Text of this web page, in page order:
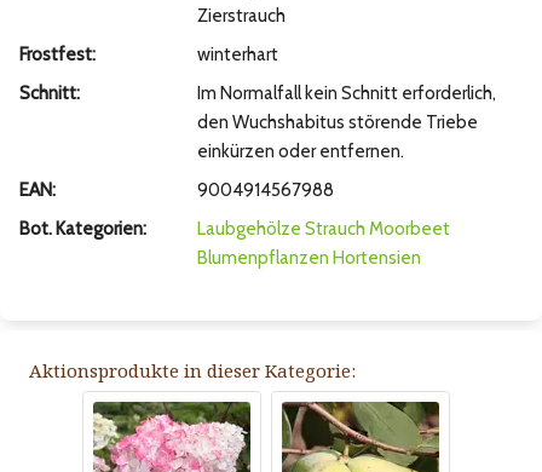
Zierstrauch
Frostfest:
winterhart
Schnitt:
Im Normalfall kein Schnitt erforderlich,
den Wuchshabitus störende Triebe
einkürzen oder entfernen.
EAN:
9004914567988
Bot. Kategorien:
Laubgehölze Strauch Moorbeet
Blumenpflanzen Hortensien
Aktionsprodukte in dieser Kategorie: